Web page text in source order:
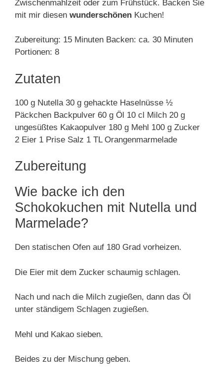
Zwischenmahlzeit oder zum Frühstück. Backen Sie
mit mir diesen wunderschönen Kuchen!
Zubereitung: 15 Minuten Backen: ca. 30 Minuten
Portionen: 8
Zutaten
100 g Nutella 30 g gehackte Haselnüsse ½
Päckchen Backpulver 60 g Öl 10 cl Milch 20 g
ungesüßtes Kakaopulver 180 g Mehl 100 g Zucker
2 Eier 1 Prise Salz 1 TL Orangenmarmelade
Zubereitung
Wie backe ich den
Schokokuchen mit Nutella und
Marmelade?
Den statischen Ofen auf 180 Grad vorheizen.
Die Eier mit dem Zucker schaumig schlagen.
Nach und nach die Milch zugießen, dann das Öl
unter ständigem Schlagen zugießen.
Mehl und Kakao sieben.
Beides zu der Mischung geben.